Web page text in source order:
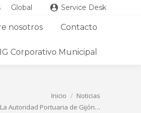
Global Service Desk
nosotros Contacto
Corporativo Municipal
Inicio
Noticias
La Autoridad Portuaria de Gijón…